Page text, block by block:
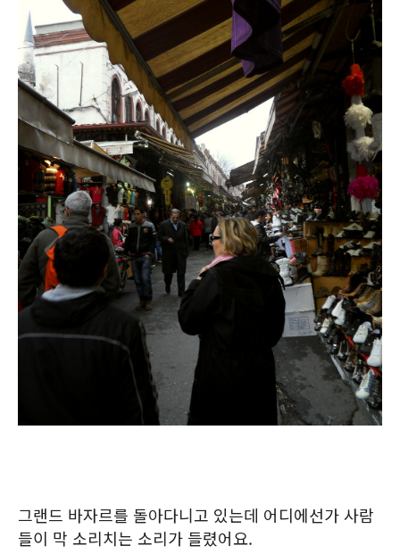
그랜드 바자르를 돌아다니고 있는데 어디에선가 사람
들이 막 소리치는 소리가 들렸어요.